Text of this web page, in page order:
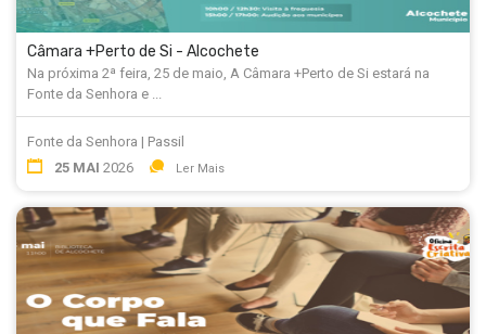
Câmara +Perto de Si - Alcochete
Na próxima 2ª feira, 25 de maio, A Câmara +Perto de Si estará na
Fonte da Senhora e ...
Fonte da Senhora | Passil
25 MAI 2026 Ler Mais